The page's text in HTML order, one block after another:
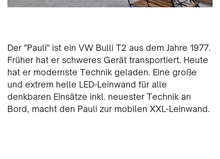
Der "Pauli" ist ein VW Bulli T2 aus dem Jahre 1977.
Früher hat er schweres Gerät transportiert. Heute
hat er modernste Technik geladen. Eine große
und extrem helle LED-Leinwand für alle
denkbaren Einsätze inkl. neuester Technik an
Bord, macht den Pauli zur mobilen XXL-Leinwand.